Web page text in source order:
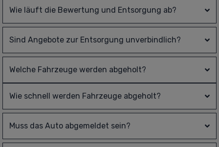
Wie läuft die Bewertung und Entsorgung ab?
Sind Angebote zur Entsorgung unverbindlich?
Welche Fahrzeuge werden abgeholt?
Wie schnell werden Fahrzeuge abgeholt?
Muss das Auto abgemeldet sein?